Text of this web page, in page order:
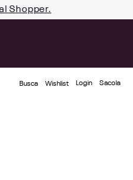
Shopper.
Busca Wishlist Login